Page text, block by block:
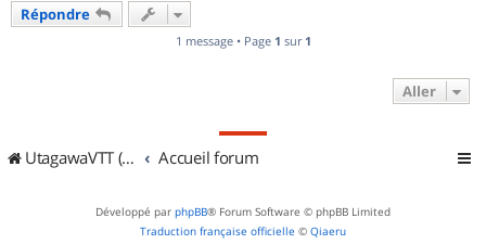
Répondre
1 message • Page 1 sur 1
Aller
UtagawaVTT (Randos VTT et VTTAE avec traces GPS) Accueil forum
Développé par phpBB® Forum Software © phpBB Limited
Traduction française officielle © Qiaeru